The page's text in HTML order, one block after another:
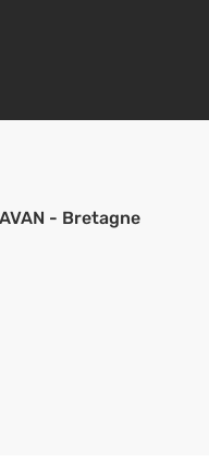
- Bretagne